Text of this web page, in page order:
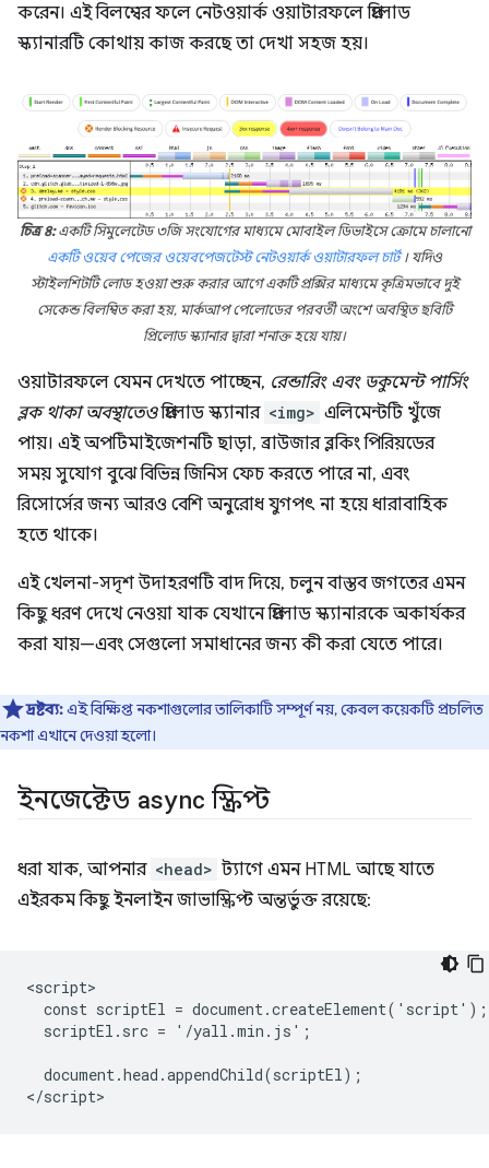
করেন। এই বিলম্বের ফলে নেটওয়ার্ক ওয়াটারফলে প্রিলোড
স্ক্যানারটি কোথায় কাজ করছে তা দেখা সহজ হয়।
চিত্র ৪:একটি সিমুলেটেড ৩জি সংযোগের মাধ্যমে মোবাইল ডিভাইসে ক্রোমে চালানো
একটি ওয়েব পেজের ওয়েবপেজটেস্ট নেটওয়ার্ক ওয়াটারফল চার্ট। যদিও
স্টাইলশিটটি লোড হওয়া শুরু করার আগে একটি প্রক্সির মাধ্যমে কৃত্রিমভাবে দুই
সেকেন্ড বিলম্বিত করা হয়, মার্কআপ পেলোডের পরবর্তী অংশে অবস্থিত ছবিটি
প্রিলোড স্ক্যানার দ্বারা শনাক্ত হয়ে যায়।
ওয়াটারফলে যেমন দেখতে পাচ্ছেন, রেন্ডারিং এবং ডকুমেন্ট পার্সিং
ব্লক থাকা অবস্থাতেওপ্রিলোড স্ক্যানার <img> এলিমেন্টটি খুঁজে
পায়। এই অপটিমাইজেশনটি ছাড়া, ব্রাউজার ব্লকিং পিরিয়ডের
সময় সুযোগ বুঝে বিভিন্ন জিনিস ফেচ করতে পারে না, এবং
রিসোর্সের জন্য আরও বেশি অনুরোধ যুগপৎ না হয়ে ধারাবাহিক
হতে থাকে।
এই খেলনা-সদৃশ উদাহরণটি বাদ দিয়ে, চলুন বাস্তব জগতের এমন
কিছু ধরণ দেখে নেওয়া যাক যেখানে প্রিলোড স্ক্যানারকে অকার্যকর
করা যায়—এবং সেগুলো সমাধানের জন্য কী করা যেতে পারে।
দ্রষ্টব্য:এই বিক্ষিপ্ত নকশাগুলোর তালিকাটি সম্পূর্ণ নয়, কেবল কয়েকটি প্রচলিত
নকশা এখানে দেওয়া হলো।
ইনজেক্টেড async স্ক্রিপ্ট
ধরা যাক, আপনার <head> ট্যাগে এমন HTML আছে যাতে
এইরকম কিছু ইনলাইন জাভাস্ক্রিপ্ট অন্তর্ভুক্ত রয়েছে:
<script>
  const scriptEl = document.createElement('script');
  scriptEl.src = '/yall.min.js';
  document.head.appendChild(scriptEl);